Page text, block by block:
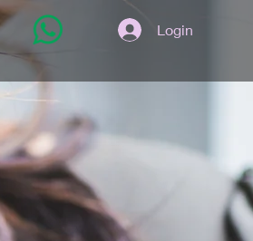
Login